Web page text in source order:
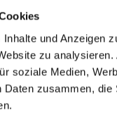
und Anzeigen
zu
soziale Medien,
zusammen,